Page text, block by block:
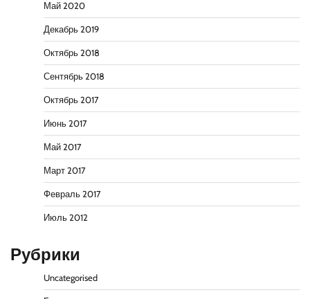
Май 2020
Декабрь 2019
Октябрь 2018
Сентябрь 2018
Октябрь 2017
Июнь 2017
Май 2017
Март 2017
Февраль 2017
Июль 2012
Рубрики
Uncategorised